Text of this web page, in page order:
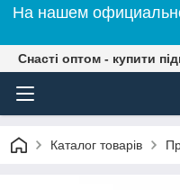
На нашем
Снасті оптом - купити
Каталог товарів